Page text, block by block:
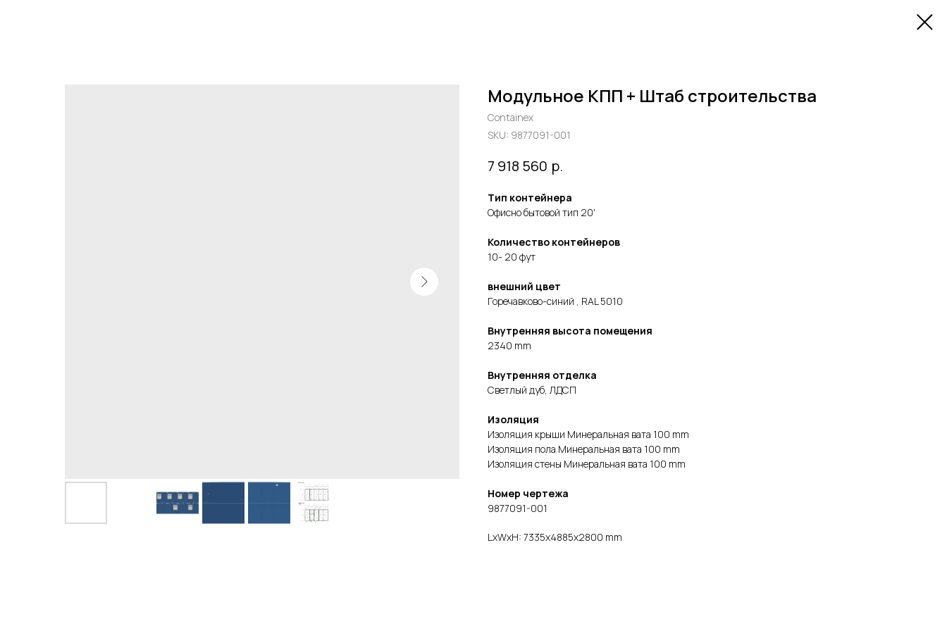
Модульное КПП + Штаб строительства
Containex
SKU: 9877091-001
7 918 560 р.
Тип контейнера
Офисно бытовой тип 20'
Количество контейнеров
10- 20 фут
внешний цвет
Горечавково-синий , RAL 5010
Внутренняя высота помещения
2340 mm
Внутренняя отделка
Светлый дуб, ЛДСП
Изоляция
Изоляция крыши Минеральная вата 100 mm
Изоляция пола Минеральная вата 100 mm
Изоляция стены Минеральная вата 100 mm
Номер чертежа
9877091-001
LxWxH: 7335x4885x2800 mm